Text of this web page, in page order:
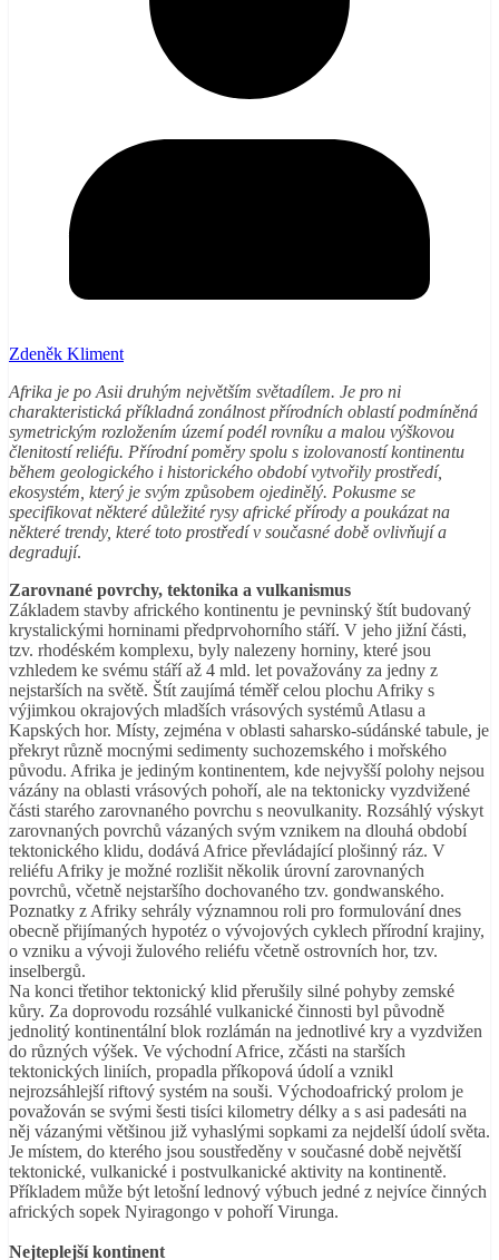
Zdeněk Kliment
Afrika je po Asii druhým největším světadílem. Je pro ni
charakteristická příkladná zonálnost přírodních oblastí podmíněná
symetrickým rozložením území podél rovníku a malou výškovou
členitostí reliéfu. Přírodní poměry spolu s izolovaností kontinentu
během geologického i historického období vytvořily prostředí,
ekosystém, který je svým způsobem ojedinělý. Pokusme se
specifikovat některé důležité rysy africké přírody a poukázat na
některé trendy, které toto prostředí v současné době ovlivňují a
degradují.
Zarovnané povrchy, tektonika a vulkanismus
Základem stavby afrického kontinentu je pevninský štít budovaný
krystalickými horninami předprvohorního stáří. V jeho jižní části,
tzv. rhodéském komplexu, byly nalezeny horniny, které jsou
vzhledem ke svému stáří až 4 mld. let považovány za jedny z
nejstarších na světě. Štít zaujímá téměř celou plochu Afriky s
výjimkou okrajových mladších vrásových systémů Atlasu a
Kapských hor. Místy, zejména v oblasti saharsko-súdánské tabule, je
překryt různě mocnými sedimenty suchozemského i mořského
původu. Afrika je jediným kontinentem, kde nejvyšší polohy nejsou
vázány na oblasti vrásových pohoří, ale na tektonicky vyzdvižené
části starého zarovnaného povrchu s neovulkanity. Rozsáhlý výskyt
zarovnaných povrchů vázaných svým vznikem na dlouhá období
tektonického klidu, dodává Africe převládající plošinný ráz. V
reliéfu Afriky je možné rozlišit několik úrovní zarovnaných
povrchů, včetně nejstaršího dochovaného tzv. gondwanského.
Poznatky z Afriky sehrály významnou roli pro formulování dnes
obecně přijímaných hypotéz o vývojových cyklech přírodní krajiny,
o vzniku a vývoji žulového reliéfu včetně ostrovních hor, tzv.
inselbergů.
Na konci třetihor tektonický klid přerušily silné pohyby zemské
kůry. Za doprovodu rozsáhlé vulkanické činnosti byl původně
jednolitý kontinentální blok rozlámán na jednotlivé kry a vyzdvižen
do různých výšek. Ve východní Africe, zčásti na starších
tektonických liniích, propadla příkopová údolí a vznikl
nejrozsáhlejší riftový systém na souši. Východoafrický prolom je
považován se svými šesti tisíci kilometry délky a s asi padesáti na
něj vázanými většinou již vyhaslými sopkami za nejdelší údolí světa.
Je místem, do kterého jsou soustředěny v současné době největší
tektonické, vulkanické i postvulkanické aktivity na kontinentě.
Příkladem může být letošní lednový výbuch jedné z nejvíce činných
afrických sopek Nyiragongo v pohoří Virunga.
Nejteplejší kontinent